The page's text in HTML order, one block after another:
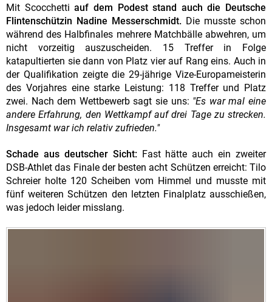
Mit Scocchettiauf dem Podest stand auch die Deutsche
Flintenschützin Nadine Messerschmidt. Die musste schon
während des Halbfinales mehrere Matchbälle abwehren, um
nicht vorzeitig auszuscheiden. 15 Treffer in Folge
katapultierten sie dann von Platz vier auf Rang eins. Auch in
der Qualifikation zeigte die 29-jährige Vize-Europameisterin
des Vorjahres eine starke Leistung: 118 Treffer und Platz
zwei. Nach dem Wettbewerb sagt sie uns: "Es war mal eine
andere Erfahrung, den Wettkampf auf drei Tage zu strecken.
Insgesamt war ich relativ zufrieden."
Schade aus deutscher Sicht:Fast hätte auch ein zweiter
DSB-Athlet das Finale der besten acht Schützen erreicht: Tilo
Schreier holte 120 Scheiben vom Himmel und musste mit
fünf weiteren Schützen den letzten Finalplatz ausschießen,
was jedoch leider misslang.